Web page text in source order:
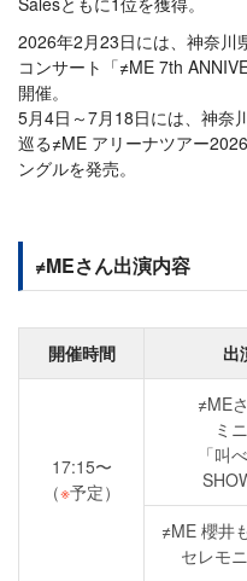
2026年2月23日には、神奈川
コンサート「≠ME 7th
開催。
5月4日～7月18日には、神奈
巡る≠ME アリーナツアー
ングルを発売。
≠MEさん出演内容
開催時間 出
17:15〜
（※予定）
≠ME
ミ
「叫
≠ME 櫻井
セレモ